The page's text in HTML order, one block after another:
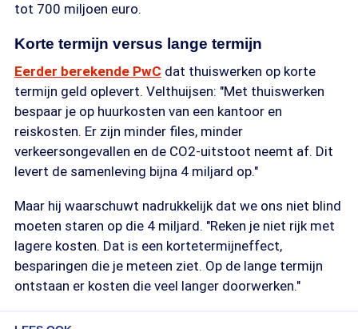
tot 700 miljoen euro.
Korte termijn versus lange termijn
Eerder berekende PwC dat thuiswerken op korte
termijn geld oplevert. Velthuijsen: "Met thuiswerken
bespaar je op huurkosten van een kantoor en
reiskosten. Er zijn minder files, minder
verkeersongevallen en de CO2-uitstoot neemt af. Dit
levert de samenleving bijna 4 miljard op."
Maar hij waarschuwt nadrukkelijk dat we ons niet blind
moeten staren op die 4 miljard. "Reken je niet rijk met
lagere kosten. Dat is een kortetermijneffect,
besparingen die je meteen ziet. Op de lange termijn
ontstaan er kosten die veel langer doorwerken."